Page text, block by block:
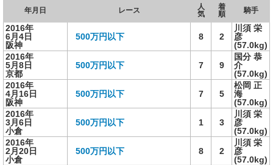
年月日 レース
人
気
着
順
騎手
2016年
6月4日
阪神
500万円以下 8 2
川須 栄
彦
(57.0kg)
2016年
5月8日
京都
500万円以下 7 9
国分 恭
介
(57.0kg)
2016年
4月16日
阪神
500万円以下 7 5
松岡 正
海
(57.0kg)
2016年
3月6日
小倉
500万円以下 1 3
川須 栄
彦
(57.0kg)
2016年
2月20日
小倉
500万円以下 8 2
川須 栄
彦
(57.0kg)